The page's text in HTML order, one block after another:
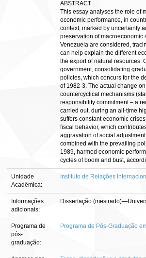
ABSTRACT
This essay analyses the role of
economic performance, in
context, marked by uncertainty
preservation of macroeconomic
Venezuela are considered,
can help explain the different
the export of natural resources.
government, consolidating
policies, which concurs for the
of 1982-3. The actual change
countercyclical mechanisms
responsibility commitment – a
carried out, during an all-time
suffers constant economic
fiscal behavior, which
aggravation of social
combined with the prevailing
1989, harmed economic
cycles of boom and bust,
Unidade
Acadêmica:
Instituto de Relações
Informações
adicionais:
Dissertação
Programa de
pós-
graduação:
Programa de Pós-Graduação